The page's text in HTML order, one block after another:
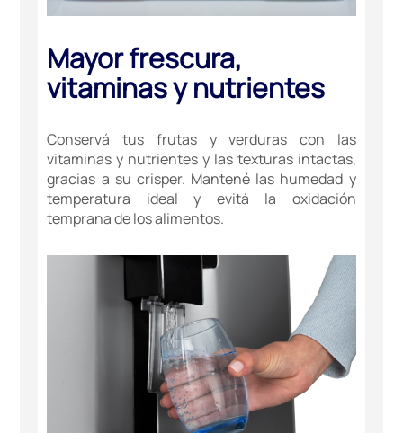
Mayor frescura,
vitaminas y nutrientes
Conservá tus frutas y verduras con las
vitaminas y nutrientes y las texturas intactas,
gracias a su crisper. Mantené las humedad y
temperatura ideal y evitá la oxidación
temprana de los alimentos.